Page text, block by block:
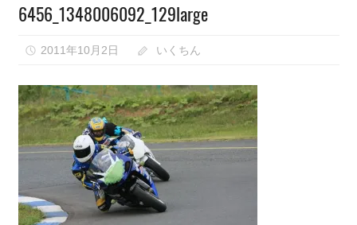
ロ
で
い）
6456_1348006092_129large
2011年10月2日 いくちん